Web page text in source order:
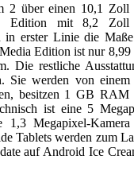
2 über einen 10,1
Edition mit 8,2 Zoll
in erster Linie die
Edition ist nur
Die restliche
Sie werden von
besitzen 1 GB
ist eine 5
1,3 Megapixel-
Tablets werden zum
auf Android Ice